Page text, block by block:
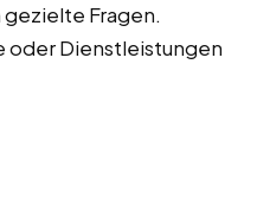
Fragen.
oder Dienstleistungen